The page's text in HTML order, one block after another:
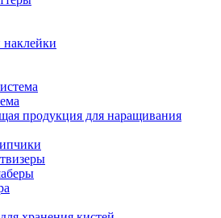
продукция для наращивания